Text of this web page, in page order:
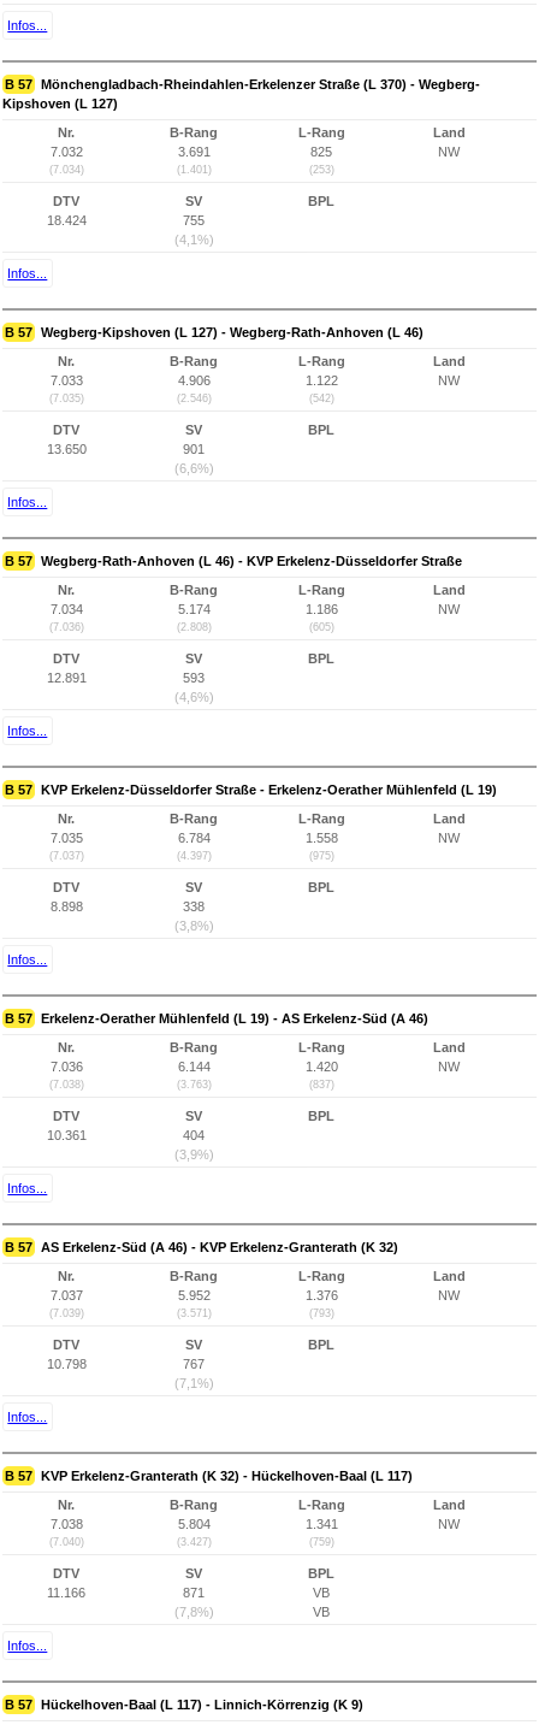
Infos...
B 57 Mönchengladbach-Rheindahlen-Erkelenzer Straße (L 370) - Wegberg-
Kipshoven (L 127)
Nr.
7.032
(7.034)
B-Rang
3.691
(1.401)
L-Rang
825
(253)
Land
NW
DTV
18.424
SV
755
(4,1%)
BPL
Infos...
B 57 Wegberg-Kipshoven (L 127) - Wegberg-Rath-Anhoven (L 46)
Nr.
7.033
(7.035)
B-Rang
4.906
(2.546)
L-Rang
1.122
(542)
Land
NW
DTV
13.650
SV
901
(6,6%)
BPL
Infos...
B 57 Wegberg-Rath-Anhoven (L 46) - KVP Erkelenz-Düsseldorfer Straße
Nr.
7.034
(7.036)
B-Rang
5.174
(2.808)
L-Rang
1.186
(605)
Land
NW
DTV
12.891
SV
593
(4,6%)
BPL
Infos...
B 57 KVP Erkelenz-Düsseldorfer Straße - Erkelenz-Oerather Mühlenfeld (L 19)
Nr.
7.035
(7.037)
B-Rang
6.784
(4.397)
L-Rang
1.558
(975)
Land
NW
DTV
8.898
SV
338
(3,8%)
BPL
Infos...
B 57 Erkelenz-Oerather Mühlenfeld (L 19) - AS Erkelenz-Süd (A 46)
Nr.
7.036
(7.038)
B-Rang
6.144
(3.763)
L-Rang
1.420
(837)
Land
NW
DTV
10.361
SV
404
(3,9%)
BPL
Infos...
B 57 AS Erkelenz-Süd (A 46) - KVP Erkelenz-Granterath (K 32)
Nr.
7.037
(7.039)
B-Rang
5.952
(3.571)
L-Rang
1.376
(793)
Land
NW
DTV
10.798
SV
767
(7,1%)
BPL
Infos...
B 57 KVP Erkelenz-Granterath (K 32) - Hückelhoven-Baal (L 117)
Nr.
7.038
(7.040)
B-Rang
5.804
(3.427)
L-Rang
1.341
(759)
Land
NW
DTV
11.166
SV
871
(7,8%)
BPL
VB
VB
Infos...
B 57 Hückelhoven-Baal (L 117) - Linnich-Körrenzig (K 9)